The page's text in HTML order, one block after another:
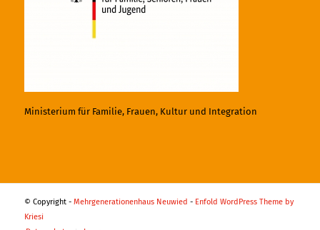
Ministerium für Familie, Frauen, Kultur und Integration
© Copyright - Mehrgenerationenhaus Neuwied - Enfold WordPress Theme by
Kriesi